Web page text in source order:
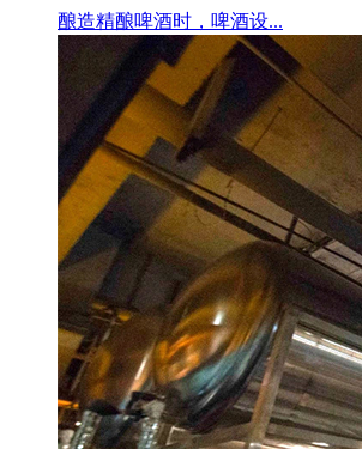
酿造精酿啤酒时，啤酒设...